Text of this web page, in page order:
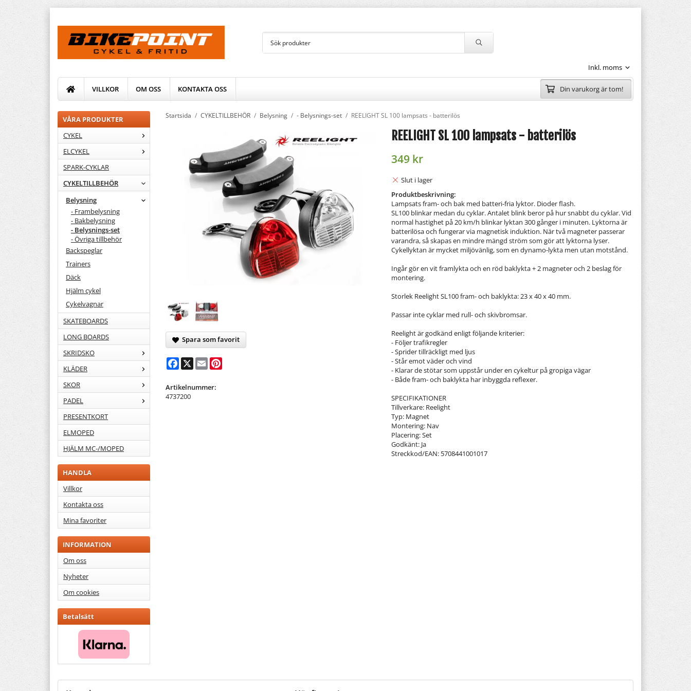
VILLKOR OM OSS KONTAKTA OSS Din varukorg är tom!
VÅRA PRODUKTER
CYKEL
ELCYKEL
SPARK-CYKLAR
CYKELTILLBEHÖR
Belysning
- Frambelysning
- Bakbelysning
- Belysnings-set
- Övriga tillbehör
Backspeglar
Trainers
Däck
Hjälm cykel
Cykelvagnar
SKATEBOARDS
LONG BOARDS
SKRIDSKO
KLÄDER
SKOR
PADEL
PRESENTKORT
ELMOPED
HJÄLM MC-/MOPED
HANDLA
Villkor
Kontakta oss
Mina favoriter
INFORMATION
Om oss
Nyheter
Om cookies
Betalsätt
Startsida / CYKELTILLBEHÖR / Belysning / - Belysnings-set / REELIGHT SL 100 lampsats - batterilös
REELIGHT SL 100 lampsats - batterilös
349 kr
Slut i lager
Produktbeskrivning:
Lampsats fram- och bak med batteri-fria lyktor. Dioder flash.
SL100 blinkar medan du cyklar. Antalet blink beror på hur snabbt du cyklar. Vid
normal hastighet på 20 km/h blinkar lyktan 300 gånger i minuten. Lyktorna är
batterilösa och fungerar via magnetisk induktion. När två magneter passerar
varandra, så skapas en mindre mängd ström som gör att lyktorna lyser.
Cykellyktan är mycket miljövänlig, som en dynamo-lykta men utan motstånd.
Ingår gör en vit framlykta och en röd baklykta + 2 magneter och 2 beslag för
montering.
Storlek Reelight SL100 fram- och baklykta: 23 x 40 x 40 mm.
Passar inte cyklar med rull- och skivbromsar.
Reelight är godkänd enligt följande kriterier:
- Följer trafikregler
- Sprider tillräckligt med ljus
- Står emot väder och vind
- Klarar de stötar som uppstår under en cykeltur på gropiga vägar
- Både fram- och baklykta har inbyggda reflexer.
SPECIFIKATIONER
Tillverkare: Reelight
Typ: Magnet
Montering: Nav
Placering: Set
Godkänt: Ja
Streckkod/EAN: 5708441001017
Spara som favorit
Facebook
X Email
Artikelnummer:
4737200